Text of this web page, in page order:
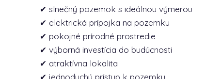
✔ slnečný pozemok s ideálnou výmerou
✔ elektrická prípojka na pozemku
✔ pokojné prírodné prostredie
✔ výborná investícia do budúcnosti
✔ atraktívna lokalita
✔ jednoduchý prístup k pozemku